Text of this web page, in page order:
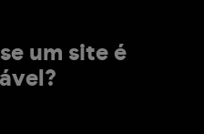
um site é